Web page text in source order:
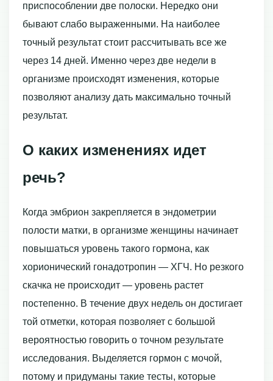
приспособлении две полоски. Нередко они
бывают слабо выраженными. На наиболее
точный результат стоит рассчитывать все же
через 14 дней. Именно через две недели в
организме происходят изменения, которые
позволяют анализу дать максимально точный
результат.
О каких изменениях идет
речь?
Когда эмбрион закрепляется в эндометрии
полости матки, в организме женщины начинает
повышаться уровень такого гормона, как
хорионический гонадотропин — ХГЧ. Но резкого
скачка не происходит — уровень растет
постепенно. В течение двух недель он достигает
той отметки, которая позволяет с большой
вероятностью говорить о точном результате
исследования. Выделяется гормон с мочой,
потому и придуманы такие тесты, которые